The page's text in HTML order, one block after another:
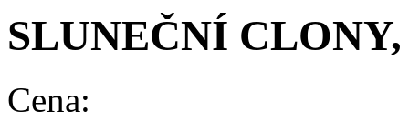
SLUNEČNÍ
Cena: